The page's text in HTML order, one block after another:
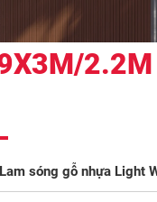
Lam sóng gỗ nhựa Light